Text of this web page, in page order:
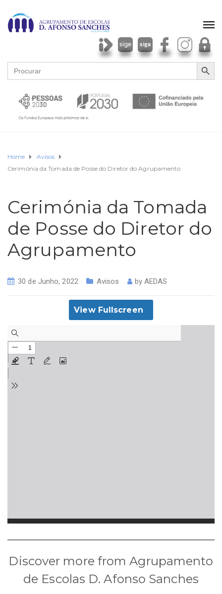
Search
for:
SEARCH
Home
Avisos
Cerimónia da Tomada de Posse do Diretor do Agrupamento
Cerimónia da Tomada
de Posse do Diretor do
Agrupamento
30 de Junho, 2022 Avisos by AEDAS
View Fullscreen
Discover more from Agrupamento
de Escolas D. Afonso Sanches